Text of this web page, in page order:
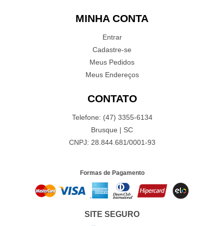
MINHA CONTA
Entrar
Cadastre-se
Meus Pedidos
Meus Endereços
CONTATO
Telefone: (47) 3355-6134
Brusque | SC
CNPJ: 28.844.681/0001-93
Formas de Pagamento
SITE SEGURO